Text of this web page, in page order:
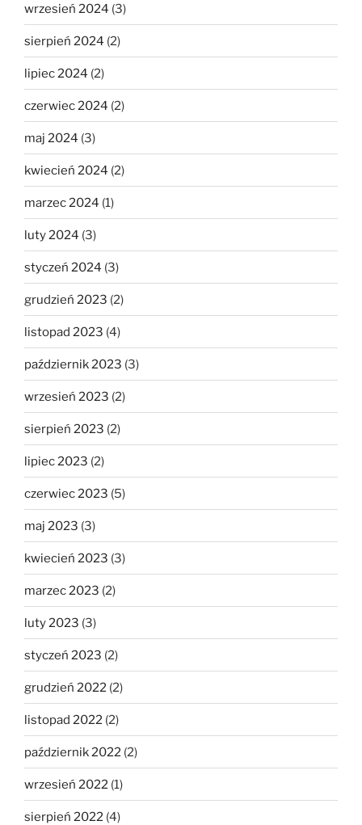
wrzesień 2024 (3)
sierpień 2024 (2)
lipiec 2024 (2)
czerwiec 2024 (2)
maj 2024 (3)
kwiecień 2024 (2)
marzec 2024 (1)
luty 2024 (3)
styczeń 2024 (3)
grudzień 2023 (2)
listopad 2023 (4)
październik 2023 (3)
wrzesień 2023 (2)
sierpień 2023 (2)
lipiec 2023 (2)
czerwiec 2023 (5)
maj 2023 (3)
kwiecień 2023 (3)
marzec 2023 (2)
luty 2023 (3)
styczeń 2023 (2)
grudzień 2022 (2)
listopad 2022 (2)
październik 2022 (2)
wrzesień 2022 (1)
sierpień 2022 (4)